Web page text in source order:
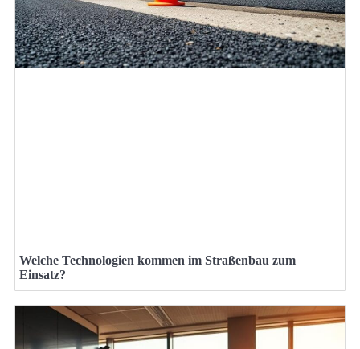
Welche Technologien kommen im Straßenbau zum
Einsatz?